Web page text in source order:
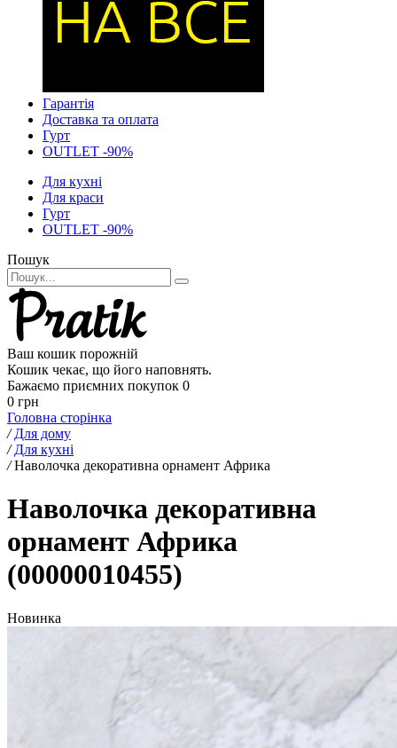
Гарантія
Доставка та оплата
Гурт
OUTLET -90%
Для кухні
Для краси
Гурт
OUTLET -90%
Пошук
Ваш кошик порожній
Кошик чекає, що його наповнять.
Бажаємо приємних покупок 0
0 грн
Головна сторінка
/ Для дому
/ Для кухні
/ Наволочка декоративна орнамент Африка
Наволочка декоративна
орнамент Африка
(00000010455)
Новинка